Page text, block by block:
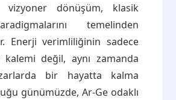
dönüşüm, klasik
temelinden
Enerji verimliliğinin sadece
değil, aynı zamanda
bir hayatta kalma
günümüzde, Ar-Ge odaklı